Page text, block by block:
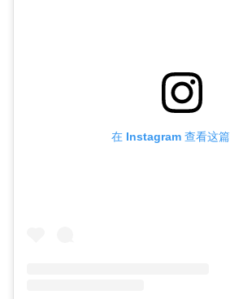
在 Instagram 查看这